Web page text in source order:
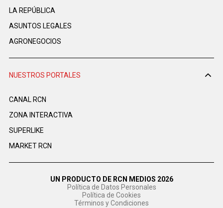
LA REPÚBLICA
ASUNTOS LEGALES
AGRONEGOCIOS
NUESTROS PORTALES
CANAL RCN
ZONA INTERACTIVA
SUPERLIKE
MARKET RCN
UN PRODUCTO DE RCN MEDIOS 2026
Política de Datos Personales
Política de Cookies
Términos y Condiciones